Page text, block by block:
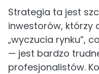
Strategia ta jest
inwestorów, którzy
„wyczucia rynku”,
— jest bardzo
profesjonalistów.